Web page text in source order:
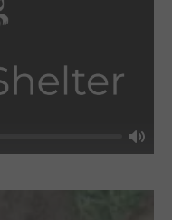
Mute